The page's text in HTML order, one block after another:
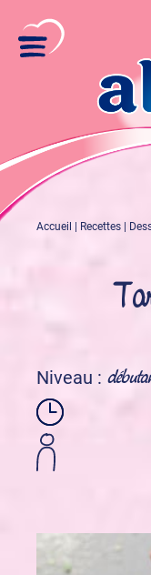
Accueil Recettes
Niveau :